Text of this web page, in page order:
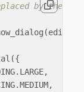
by the
(editor
({
. LARGE,
.MEDIUM,